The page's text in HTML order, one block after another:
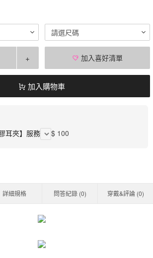
請選尺碼
+ 加入喜好清單
加入購物車
耳夾】服務
$ 100
詳細規格 問答紀錄 (0) 穿戴&評論 (0)